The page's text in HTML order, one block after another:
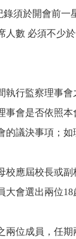
須於開會前一
數 必須不少
執行監察理事會
事會是否依照
的議決事項；如
校應屆校長或
大會選出兩位
兩位成員，任